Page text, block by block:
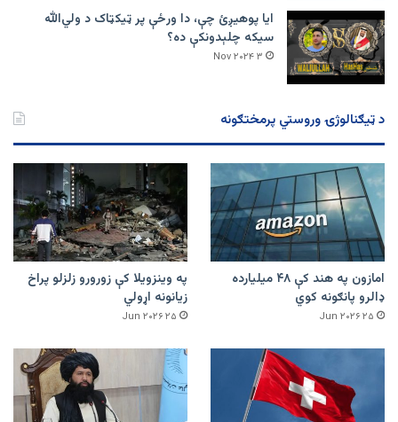
ایا پوهیږئ چې، دا ورځې پر ټيکټاک د ولي‌الله
سیکه چلېدونکې ده؟
۳ Nov ۲۰۲۴
د ټیګنالوژۍ وروستي پرمختګونه
امازون په هند کې ۴۸ میلیارده
ډالرو پانګونه کوي
۲۵ Jun ۲۰۲۶
په وینزویلا کې زورورو زلزلو پراخ
زیانونه اړولي
۲۵ Jun ۲۰۲۶